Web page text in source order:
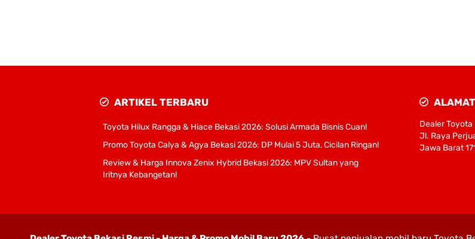
ARTIKEL TERBARU
Toyota Hilux Rangga & Hiace Bekasi 2026: Solusi Armada Bisnis Cuan!
Promo Toyota Calya & Agya Bekasi 2026: DP Mulai 5 Juta, Cicilan Ringan!
Review & Harga Innova Zenix Hybrid Bekasi 2026: MPV Sultan yang
Iritnya Kebangetan!
Dealer Toyota
Jl. Raya
Jawa Barat